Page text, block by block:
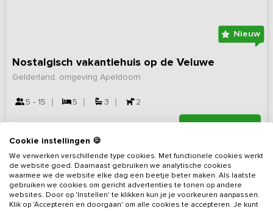
Nieuw
Nostalgisch vakantiehuis op de Veluwe
Gelderland, omgeving Apeldoorn
5 - 15 5 3 2
Cookie instellingen 🍪
We verwerken verschillende type cookies. Met functionele cookies werkt
de website goed. Daarnaast gebruiken we analytische cookies
waarmee we de website elke dag een beetje beter maken. Als laatste
gebruiken we cookies om gericht advertenties te tonen op andere
websites. Door op 'Instellen' te klikken kun je je voorkeuren aanpassen.
Klik op 'Accepteren en doorgaan' om alle cookies te accepteren. Je kunt